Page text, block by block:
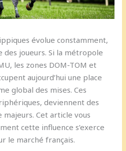
évolue constamment,
des joueurs. Si la métropole
les zones DOM-TOM et
aujourd’hui une place
global des mises. Ces
deviennent des
Cet article vous
cette influence s’exerce
le marché français.